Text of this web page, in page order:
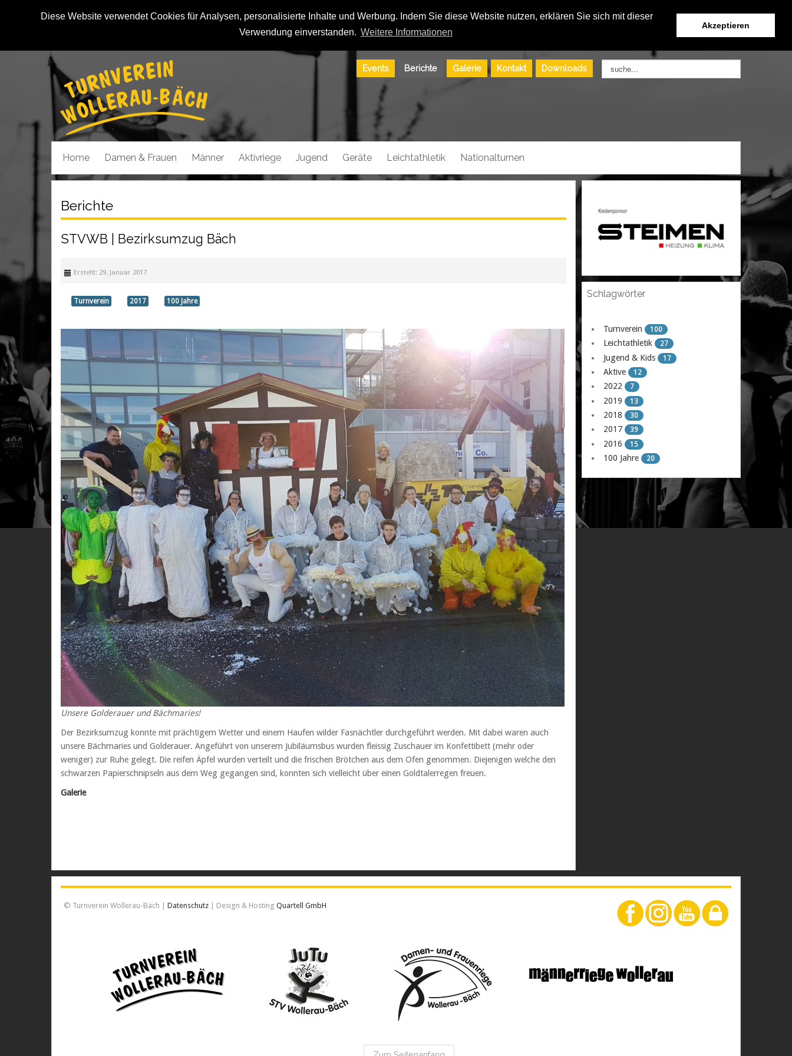
Diese Website verwendet Cookies für Analysen, personalisierte Inhalte und Werbung. Indem Sie diese Website nutzen, erklären Sie sich mit dieser
Verwendung einverstanden. Weitere Informationen
Akzeptieren
Events Berichte Galerie Kontakt Downloads
Suchen
...
Home Damen & Frauen Männer Aktivriege Jugend Geräte Leichtathletik Nationalturnen
Berichte
STVWB | Bezirksumzug Bäch
Erstellt: 29. Januar 2017
Turnverein 2017 100 Jahre
Unsere Golderauer und Bächmaries!
Der Bezirksumzug konnte mit prächtigem Wetter und einem Haufen wilder Fasnächtler durchgeführt werden. Mit dabei waren auch
unsere Bächmaries und Golderauer. Angeführt von unserem Jubiläumsbus wurden fleissig Zuschauer im Konfettibett (mehr oder
weniger) zur Ruhe gelegt. Die reifen Äpfel wurden verteilt und die frischen Brötchen aus dem Ofen genommen. Diejenigen welche den
schwarzen Papierschnipseln aus dem Weg gegangen sind, konnten sich vielleicht über einen Goldtalerregen freuen.
Galerie
Schlagwörter
Turnverein 100
Leichtathletik 27
Jugend & Kids 17
Aktive 12
2022 7
2019 13
2018 30
2017 39
2016 15
100 Jahre 20
© Turnverein Wollerau-Bäch | Datenschutz | Design & Hosting Quartell GmbH